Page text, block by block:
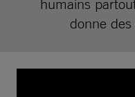
humains
donne